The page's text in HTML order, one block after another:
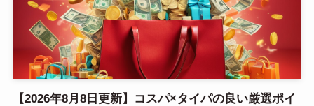
【2026年8月8日更新】コスパ×タイパの良い厳選ポイ